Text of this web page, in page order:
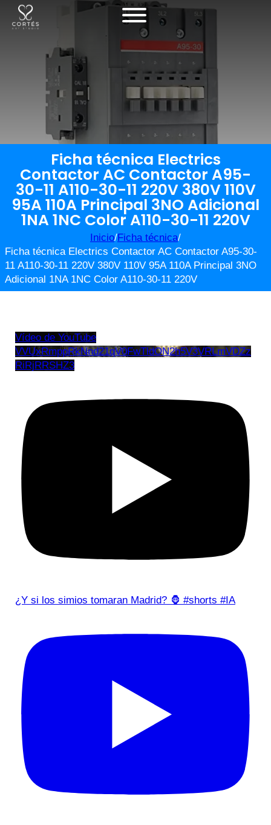
Ficha técnica Electrics
Contactor AC Contactor A95-
30-11 A110-30-11 220V 380V 110V
95A 110A Principal 3NO Adicional
1NA 1NC Color A110-30-11 220V
Inicio/Ficha técnica/
Ficha técnica Electrics Contactor AC Contactor A95-30-
11 A110-30-11 220V 380V 110V 95A 110A Principal 3NO
Adicional 1NA 1NC Color A110-30-11 220V
Vídeo de YouTube
VVUxRmppRkNnd21qV0FwTldON2h5V3VRLmVDZz
RiRjRRSHZ3
¿Y si los simios tomaran Madrid? 🦍 #shorts #IA